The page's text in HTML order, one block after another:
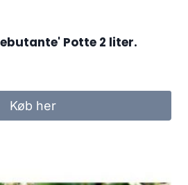
Potte 2 liter.
Køb her